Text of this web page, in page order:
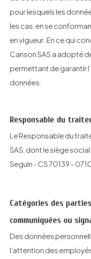
pour lesquels les
les cas, en se
en vigueur. En ce qui
Canson SAS a adopté
permettant de garantir
données.
Responsable du
Le Responsable du
SAS, dont le siège
Seguin - CS 70139 -
Catégories des
communiquées ou
Des données
l’attention des